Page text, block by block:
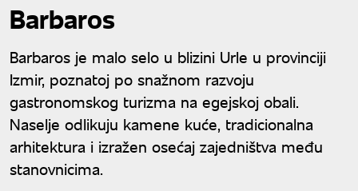
Barbaros
Barbaros je malo selo u blizini Urle u provinciji
Izmir, poznatoj po snažnom razvoju
gastronomskog turizma na egejskoj obali.
Naselje odlikuju kamene kuće, tradicionalna
arhitektura i izražen osećaj zajedništva među
stanovnicima.